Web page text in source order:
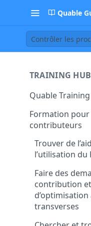
Quable
Contrôler les
TRAINING HUB
Quable
Formation pour
contributeurs
Trouver de
l’utilisation du
Accéder à la
et à la FAQ
Contacter le
remonter un
Faire des
contribution et
transverses
Créer et